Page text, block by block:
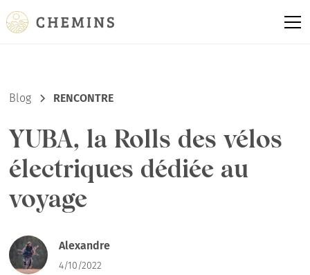
Blog RENCONTRE
YUBA, la Rolls des vélos
électriques dédiée au
voyage
Alexandre
4/10/2022